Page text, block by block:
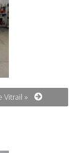
Vitrail »